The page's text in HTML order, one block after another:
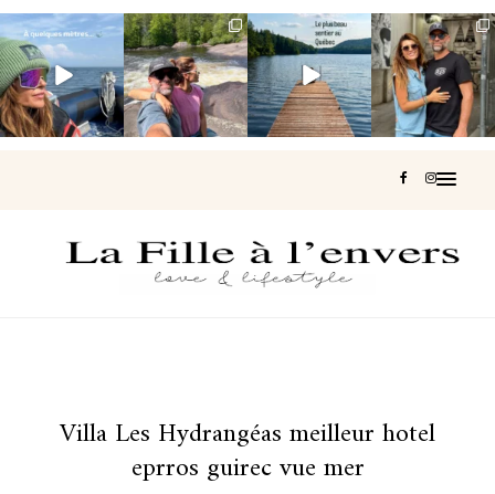
Voir une baleine
en photo, c’est
impressionnant
🐋...
Les Laurentides,
le Québec
version nature.
...
Et si je te disais
qu’il existe un
sentier où tu...
127 37
Montréal, une
très belle
surprise 🇨🇦
446
Villa Les Hydrangéas meilleur hotel
eprros guirec vue mer